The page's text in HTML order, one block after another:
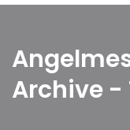
Archive -